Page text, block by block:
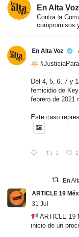
En Alta Voz
Contra la
compromisos
En Alta Voz
Del 4, 5, 6, 7 y
femicidio de
febrero de 2021
Este caso
1 2
En
ARTICLE 19
31 Jul
ARTICLE 19
inicio de un